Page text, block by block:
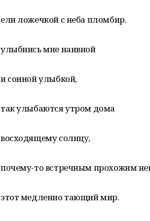
ели ложечкой с неба пломбир.
улыбнись мне наивной
и сонной улыбкой,
так улыбаются утром дома
восходящему солнцу,
почему-то встречным прохожим
этот медленно тающий мир.